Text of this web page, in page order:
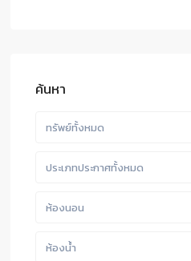
ค้นหา
ทรัพย์ทั้งหมด
ประเภทประกาศทั้งหมด
ห้องนอน
ห้องน้ำ